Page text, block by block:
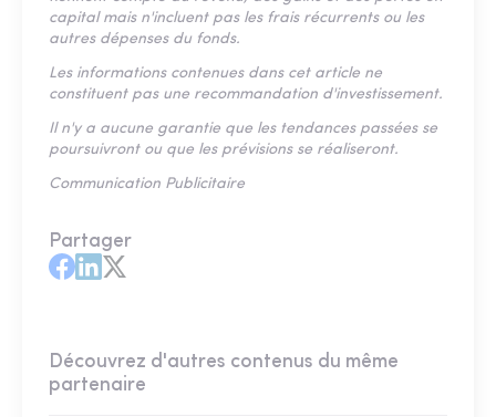
capital mais n'incluent pas les frais récurrents ou les
autres dépenses du fonds.
Les informations contenues dans cet article ne
constituent pas une recommandation d'investissement.
Il n'y a aucune garantie que les tendances passées se
poursuivront ou que les prévisions se réaliseront.
Communication Publicitaire
Partager
Découvrez d'autres contenus du même
partenaire